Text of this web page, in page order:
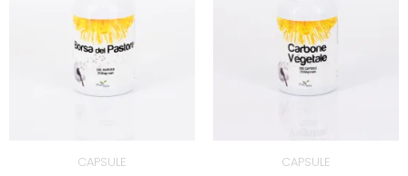
CAPSULE CAPSULE